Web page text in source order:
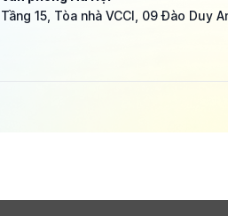
Tầng 15, Tòa nhà VCCI, 09 Đào Duy